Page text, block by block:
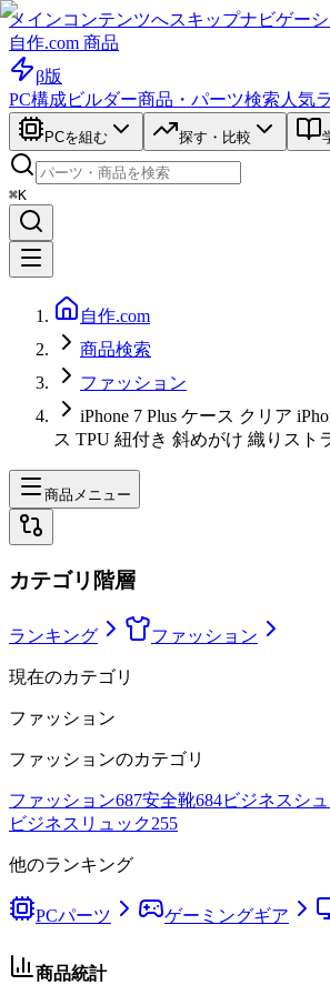
メインコンテンツへスキップナビゲー
自作.com 商品
β版
PC構成ビルダー商品・パーツ検索 人気
PCを組む 探す・比較
⌘K
自作.com
商品検索
ファッション
iPhone 7 Plus ケース クリア
ス TPU 紐付き 斜めがけ 織りス
商品メニュー
カテゴリ階層
ランキング ファッション
現在のカテゴリ
ファッション
ファッションのカテゴリ
ファッション687安全靴684ビジネスシ
ビジネスリュック255
他のランキング
PCパーツ ゲーミングギア
商品統計